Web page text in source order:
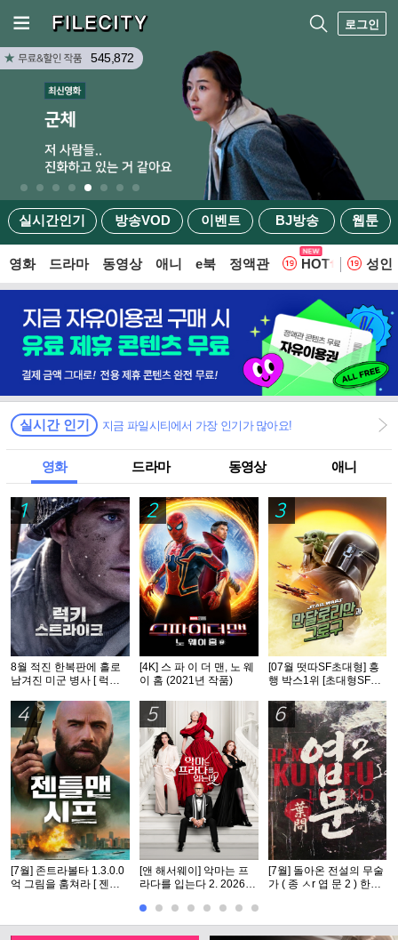
로그인
실시간인기 방송VOD 이벤트 BJ방송 웹툰
545,872
영화 드라마 동영상 애니 e북 정액관 HOT 웹
성인
실시간 인기 지금 파일시티에서 가장 인기가 많아요!
영화 드라마 동영상 애니
1
8월 적진 한복판에 홀로
남겨진 미군 병사 [ 럭키
완벽자막
2
[4K] 스 파 이 더 맨, 노 웨
이 홈 (2021년 작품)
3
[07월 떳따SF초대형] 흥
행 박스1위 [초대형SF대
식자막
4
[7월] 존트라볼타 1.3.0.0
억 그림을 훔쳐라 [ 젠틀
5
[앤 해서웨이] 악마는 프
라다를 입는다 2. 2026 (2
6
[7월] 돌아온 전설의 무술
가 ( 종 ㅅr 엽 문 2 ) 한글